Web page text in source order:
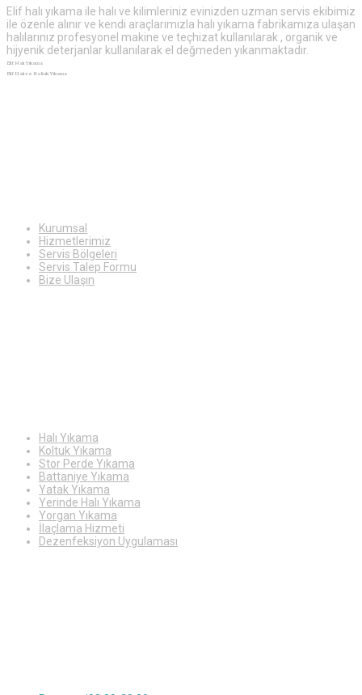
Elif halı yıkama ile halı ve kilimleriniz evinizden uzman servis ekibimiz
ile özenle alınır ve kendi araçlarımızla halı yıkama fabrikamıza ulaşan
halılarınız profesyonel makine ve teçhizat kullanılarak , organik ve
hijyenik deterjanlar kullanılarak el değmeden yıkanmaktadır.
Elif Halı Yıkama
Elif Halı ve Koltuk Yıkama
Kurumsal
Hizmetlerimiz
Servis Bölgeleri
Servis Talep Formu
Bize Ulaşın
Halı Yıkama
Koltuk Yıkama
Stor Perde Yıkama
Battaniye Yıkama
Yatak Yıkama
Yerinde Halı Yıkama
Yorgan Yıkama
İlaçlama Hizmeti
Dezenfeksiyon Uygulaması